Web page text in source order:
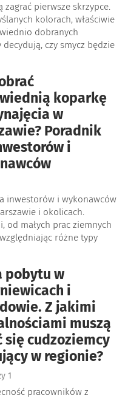
pierwsze skrzypce.
kolorach, właściwie
dobranych
czy smycz będzie
koparkę
w
Poradnik
i
inwestorów i wykonawców
i okolicach.
od małych prac ziemnych
różne typy
pobytu w
i
Z jakimi
muszą
się cudzoziemcy
w regionie?
1
pracowników z